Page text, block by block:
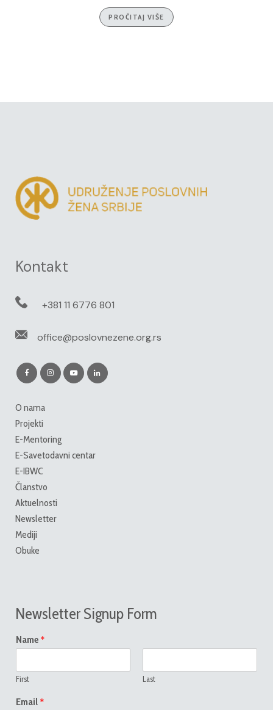
PROČITAJ VIŠE
Kontakt
+381 11 6776 801
office@poslovnezene.org.rs
O nama
Projekti
E-Mentoring
E-Savetodavni centar
E-IBWC
Članstvo
Aktuelnosti
Newsletter
Mediji
Obuke
Newsletter Signup Form
Name *
First Last
Email *